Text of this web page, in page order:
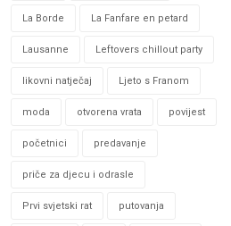
La Borde La Fanfare en petard
Lausanne Leftovers chillout party
likovni natječaj Ljeto s Franom
moda otvorena vrata povijest
početnici predavanje
priče za djecu i odrasle
Prvi svjetski rat putovanja